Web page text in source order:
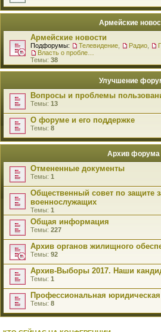
Армейские
Армейские новости
Подфорумы: Телевидение Радио
Темы: 38
Улучшение
Вопросы и проблемы
Темы: 13
О форуме и его поддержке
Темы: 8
Архив форума
Отмененные документы
Темы: 1
Общественный совет по защите
военнослужащих
Темы: 1
Общая информация
Темы: 227
Архив органов жилищного
Темы: 92
Архив-Выборы 2017. Наши
Темы: 1
Профессиональная
Темы: 8